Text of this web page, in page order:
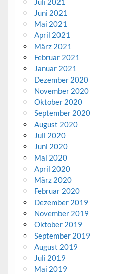
Juni 2021
Mai 2021
April 2021
März 2021
Februar 2021
Januar 2021
Dezember 2020
November 2020
Oktober 2020
September 2020
August 2020
Juli 2020
Juni 2020
Mai 2020
April 2020
März 2020
Februar 2020
Dezember 2019
November 2019
Oktober 2019
September 2019
August 2019
Juli 2019
Mai 2019